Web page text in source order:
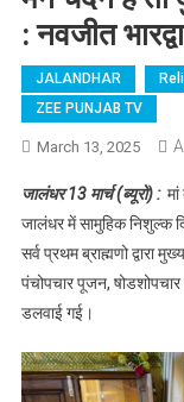
: नवजीत
JALANDHAR
ZEE PUNJAB TV
March 13, 2025
जालंधर 13 मार्च (ब्यूरो) :
जालंधर में सामुहिक निशुल्क
सर्व प्रथम ब्राह्मणो द्वारा
पंचोपचार पूजन,
डलवाई गई।